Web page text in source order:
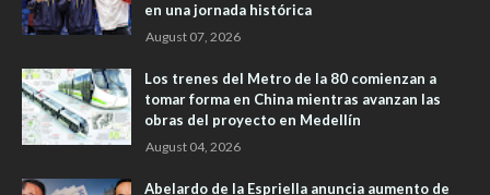
en una jornada histórica
August 07, 2026
Los trenes del Metro de la 80 comienzan a
tomar forma en China mientras avanzan las
obras del proyecto en Medellín
August 04, 2026
Abelardo de la Espriella anuncia aumento de